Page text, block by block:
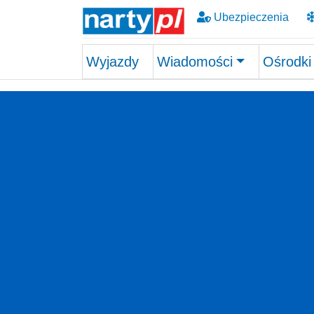
Ubezpieczenia
Wyjazdy Wiadomości Ośrodki